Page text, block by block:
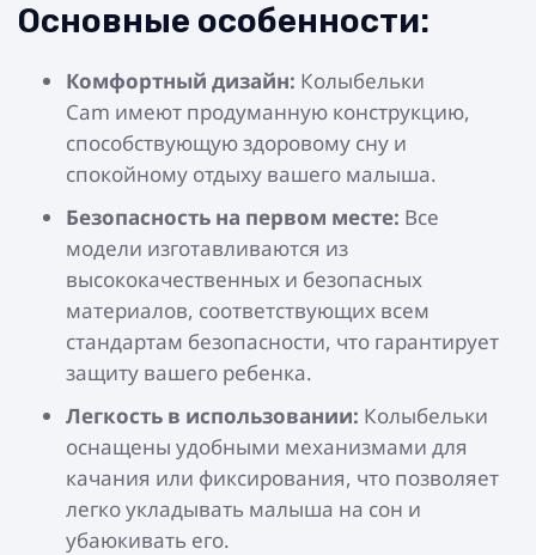
Основные особенности:
Комфортный дизайн: Колыбельки
Cam имеют продуманную конструкцию,
способствующую здоровому сну и
спокойному отдыху вашего малыша.
Безопасность на первом месте: Все
модели изготавливаются из
высококачественных и безопасных
материалов, соответствующих всем
стандартам безопасности, что гарантирует
защиту вашего ребенка.
Легкость в использовании: Колыбельки
оснащены удобными механизмами для
качания или фиксирования, что позволяет
легко укладывать малыша на сон и
убаюкивать его.